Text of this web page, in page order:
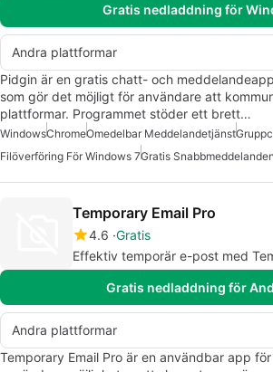
Gratis nedladdning för
Andra plattformar
Pidgin är en gratis chatt- och
som gör det möjligt för användare att
plattformar. Programmet stöder ett brett…
WindowsChromeOmedelbar Meddelandetjänst
Filöverföring För Windows 7Gratis Snabbmeddelanden
Temporary Email Pro
4.6 Gratis
Effektiv temporär e-post med
Gratis nedladdning för
Andra plattformar
Temporary Email Pro är en användbar app